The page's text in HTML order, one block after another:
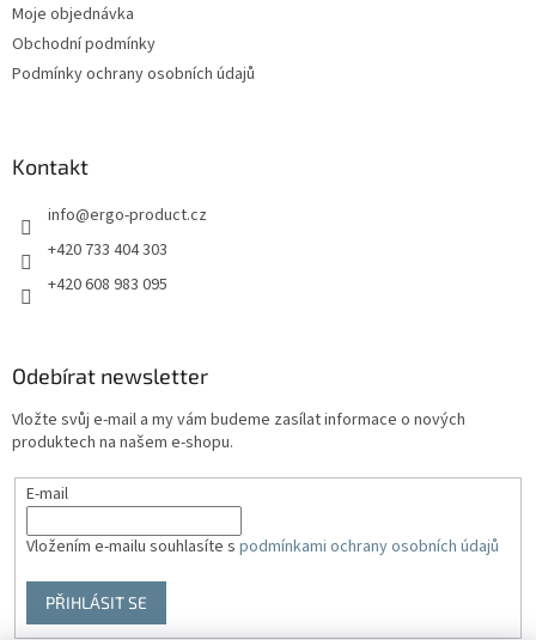
Moje objednávka
Obchodní podmínky
Podmínky ochrany osobních údajů
Kontakt
info@ergo-product.cz
+420 733 404 303
+420 608 983 095
Odebírat newsletter
Vložte svůj e-mail a my vám budeme zasílat informace o nových
produktech na našem e-shopu.
E-mail
Vložením e-mailu souhlasíte s podmínkami ochrany osobních údajů
PŘIHLÁSIT SE